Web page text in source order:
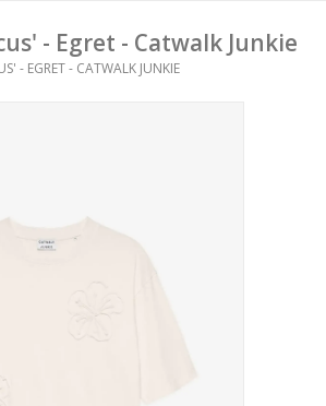
- Egret - Catwalk Junkie
- EGRET - CATWALK JUNKIE